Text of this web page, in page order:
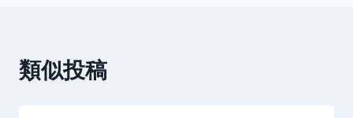
ー
類似投稿